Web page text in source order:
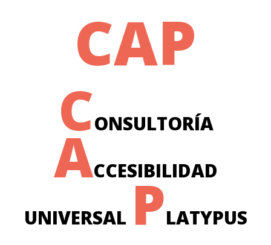
CAP
CONSULTORÍA
ACCESIBILIDAD
UNIVERSAL PLATYPUS